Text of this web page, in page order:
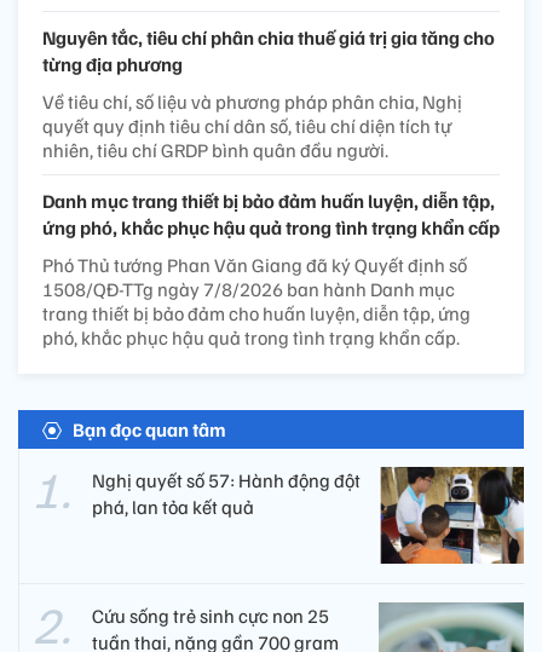
Nguyên tắc, tiêu chí phân chia thuế giá trị gia tăng cho
từng địa phương
Về tiêu chí, số liệu và phương pháp phân chia, Nghị
quyết quy định tiêu chí dân số, tiêu chí diện tích tự
nhiên, tiêu chí GRDP bình quân đầu người.
Danh mục trang thiết bị bảo đảm huấn luyện, diễn tập,
ứng phó, khắc phục hậu quả trong tình trạng khẩn cấp
Phó Thủ tướng Phan Văn Giang đã ký Quyết định số
1508/QĐ-TTg ngày 7/8/2026 ban hành Danh mục
trang thiết bị bảo đảm cho huấn luyện, diễn tập, ứng
phó, khắc phục hậu quả trong tình trạng khẩn cấp.
Bạn đọc quan tâm
Nghị quyết số 57: Hành động đột
phá, lan tỏa kết quả
Cứu sống trẻ sinh cực non 25
tuần thai, nặng gần 700 gram